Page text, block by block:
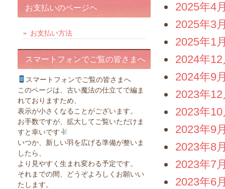
2025年4
2025年3
2025年1
2024年12
2024年9
2023年12
2023年10
2023年9
2023年8
2023年7
2023年6
お支払いのページヘ
お支払い方法
スマートフォンでご覧の皆さまへ
スマートフォンでご覧の皆さまへ
このページは、古い魔法の仕立てで編ま
れておりますため、
表示が小さくなることがございます。
お手数ですが、拡大してご覧いただけま
すと幸いです
いつか、新しい羽を広げる準備が整いま
したら、
より見やすく生まれ変わる予定です。
それまでの間、どうぞよろしくお願いい
たします。